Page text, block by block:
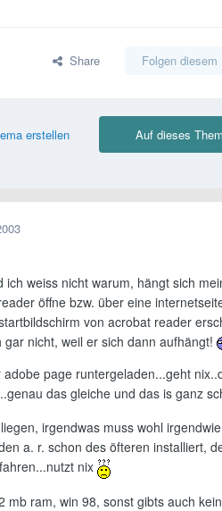
Share Folgen diesem
Auf dieses
erstellen
ich weiss nicht warum, hängt sich
öffne bzw. über eine
von acrobat reader
nicht, weil er sich dann aufhängt!
page runtergeladen...geht
das gleiche und das is ganz
irgendwas muss wohl
a. r. schon des öfteren installiert,
nix
mb ram, win 98, sonst gibts auch